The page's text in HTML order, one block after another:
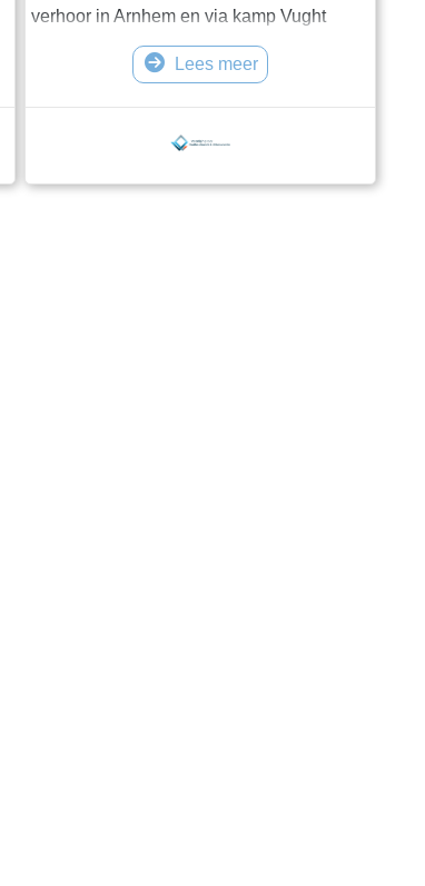
verhoor in Arnhem en via kamp Vught
terecht in het concentratiekamp
Buchenwald en overleed daar op 8 maart
Kruip. Naar hem is het Willem
Lees meer